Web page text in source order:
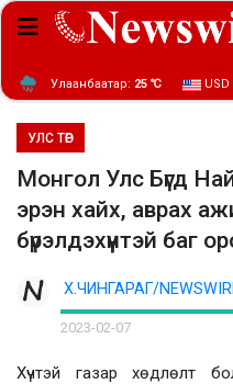
Улаанбаатар: 25 ℃ USD
УЛС ТӨР
Монгол Улс Бүгд
эрэн хайх, аврах
бүрэлдэхүүнтэй баг
Х.ЧИНГАРАГ/
2023-02-07
Хүчтэй газар хөдлөлт